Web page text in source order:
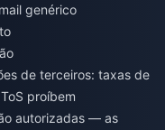
genérico
de terceiros: taxas de
proíbem
autorizadas — as